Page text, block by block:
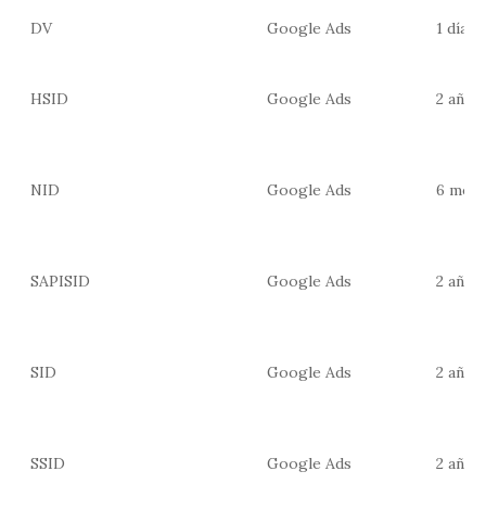
DV Google Ads 1 día
HSID Google Ads 2 años
NID Google Ads 6
SAPISID Google Ads 2 años
SID Google Ads 2 años
SSID Google Ads 2 años